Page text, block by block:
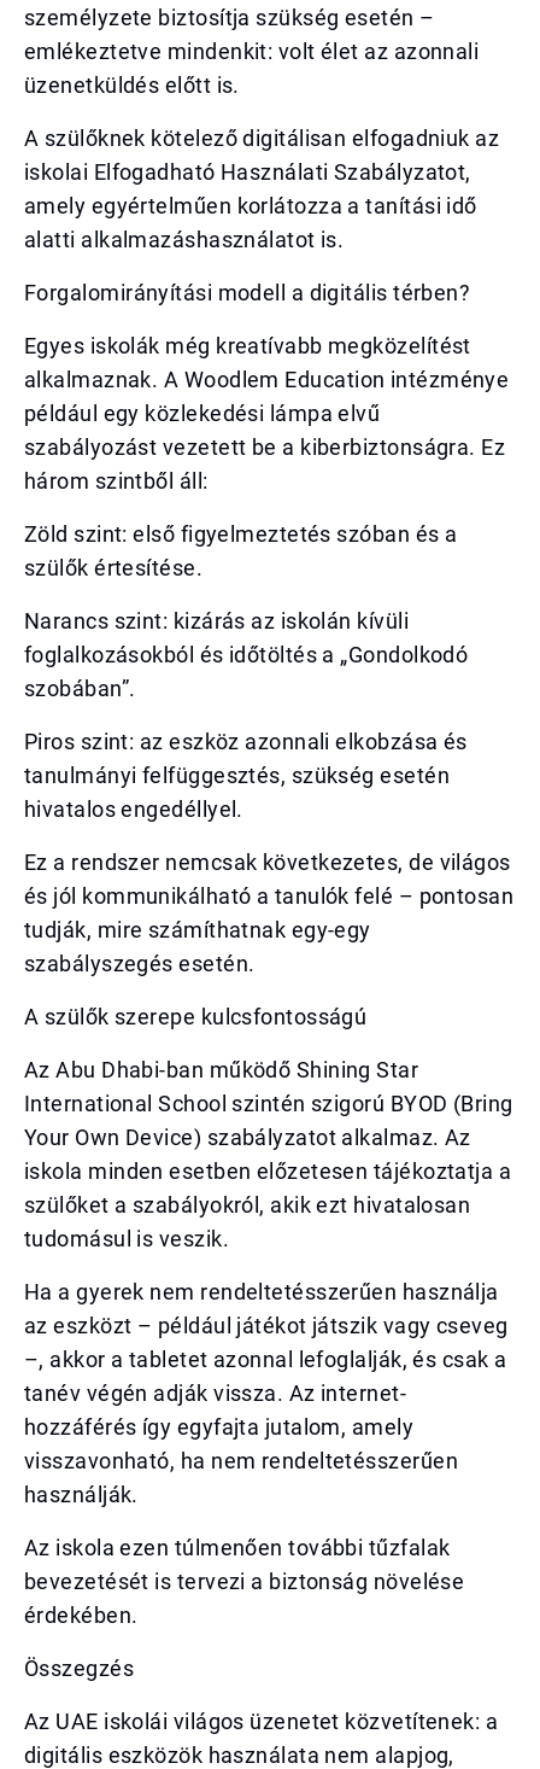
személyzete biztosítja szükség esetén –
emlékeztetve mindenkit: volt élet az azonnali
üzenetküldés előtt is.
A szülőknek kötelező digitálisan elfogadniuk az
iskolai Elfogadható Használati Szabályzatot,
amely egyértelműen korlátozza a tanítási idő
alatti alkalmazáshasználatot is.
Forgalomirányítási modell a digitális térben?
Egyes iskolák még kreatívabb megközelítést
alkalmaznak. A Woodlem Education intézménye
például egy közlekedési lámpa elvű
szabályozást vezetett be a kiberbiztonságra. Ez
három szintből áll:
Zöld szint: első figyelmeztetés szóban és a
szülők értesítése.
Narancs szint: kizárás az iskolán kívüli
foglalkozásokból és időtöltés a „Gondolkodó
szobában”.
Piros szint: az eszköz azonnali elkobzása és
tanulmányi felfüggesztés, szükség esetén
hivatalos engedéllyel.
Ez a rendszer nemcsak következetes, de világos
és jól kommunikálható a tanulók felé – pontosan
tudják, mire számíthatnak egy-egy
szabályszegés esetén.
A szülők szerepe kulcsfontosságú
Az Abu Dhabi-ban működő Shining Star
International School szintén szigorú BYOD (Bring
Your Own Device) szabályzatot alkalmaz. Az
iskola minden esetben előzetesen tájékoztatja a
szülőket a szabályokról, akik ezt hivatalosan
tudomásul is veszik.
Ha a gyerek nem rendeltetésszerűen használja
az eszközt – például játékot játszik vagy cseveg
–, akkor a tabletet azonnal lefoglalják, és csak a
tanév végén adják vissza. Az internet-
hozzáférés így egyfajta jutalom, amely
visszavonható, ha nem rendeltetésszerűen
használják.
Az iskola ezen túlmenően további tűzfalak
bevezetését is tervezi a biztonság növelése
érdekében.
Összegzés
Az UAE iskolái világos üzenetet közvetítenek: a
digitális eszközök használata nem alapjog,